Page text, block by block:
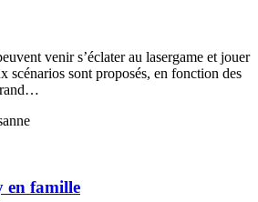
venir s’éclater au lasergame et jouer
scénarios sont proposés, en fonction des
en famille